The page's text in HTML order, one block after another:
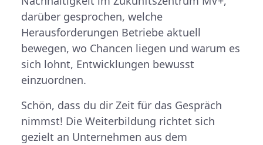
darüber gesprochen, welche
Herausforderungen Betriebe aktuell
bewegen, wo Chancen liegen und warum es
sich lohnt, Entwicklungen bewusst
einzuordnen.
Schön, dass du dir Zeit für das Gespräch
nimmst! Die Weiterbildung richtet sich
gezielt an Unternehmen aus dem